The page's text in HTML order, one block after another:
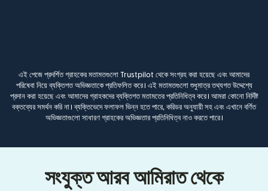
এই পেজে প্রদর্শিত গ্রাহকের মতামতগুলো Trustpilot থেকে সংগ্রহ করা হয়েছে এবং আমাদের
পরিষেবা নিয়ে ব্যক্তিগত অভিজ্ঞতাকে প্রতিফলিত করে। এই মতামতগুলো শুধুমাত্র তথ্যগত উদ্দেশ্যে
প্রদান করা হয়েছে এবং আমাদের গ্রাহকদের ব্যক্তিগত মতামতের প্রতিনিধিত্ব করে। আমরা কোনো নির্দিষ্ট
বক্তব্যের সমর্থন করি না। ব্যক্তিভেদে ফলাফল ভিন্ন হতে পারে, করিডর অনুযায়ী সহ এবং এখানে বর্ণিত
অভিজ্ঞতাগুলো সাধারণ গ্রাহকের অভিজ্ঞতার প্রতিনিধিত্ব নাও করতে পারে।
সংযুক্ত আরব আমিরাত থেকে